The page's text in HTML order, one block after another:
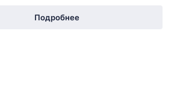
Подробнее